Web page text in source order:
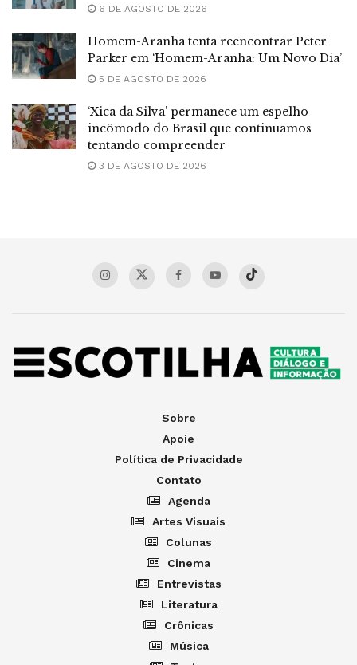
6 DE AGOSTO DE 2026
Homem-Aranha tenta reencontrar Peter
Parker em ‘Homem-Aranha: Um Novo Dia’
5 DE AGOSTO DE 2026
‘Xica da Silva’ permanece um espelho
incômodo do Brasil que continuamos
tentando compreender
3 DE AGOSTO DE 2026
Sobre
Apoie
Política de Privacidade
Contato
Agenda
Artes Visuais
Colunas
Cinema
Entrevistas
Literatura
Crônicas
Música